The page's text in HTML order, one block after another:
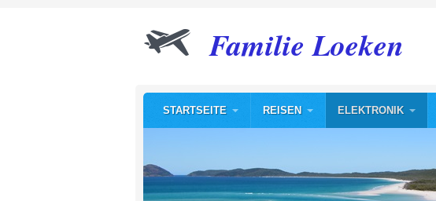
Familie Loeken
STARTSEITE REISEN ELEKTRONIK